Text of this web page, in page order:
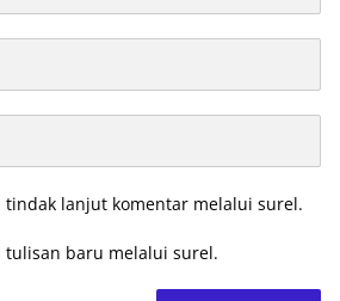
tindak lanjut komentar melalui surel.
tulisan baru melalui surel.